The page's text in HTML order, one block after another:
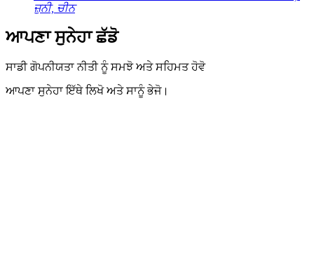
ਜ਼ੁਨੀ, ਚੀਨ
ਆਪਣਾ ਸੁਨੇਹਾ ਛੱਡੋ
ਸਾਡੀ ਗੋਪਨੀਯਤਾ ਨੀਤੀ ਨੂੰ ਸਮਝੋ ਅਤੇ ਸਹਿਮਤ ਹੋਵੋ
ਆਪਣਾ ਸੁਨੇਹਾ ਇੱਥੇ ਲਿਖੋ ਅਤੇ ਸਾਨੂੰ ਭੇਜੋ।